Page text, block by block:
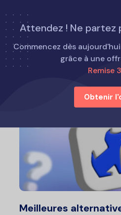
Attendez ! Ne partez
Commencez dès
grâce à une
Remise
Obtenir
Accueil Alternatives au Eyezy
Alternatives
Meilleures